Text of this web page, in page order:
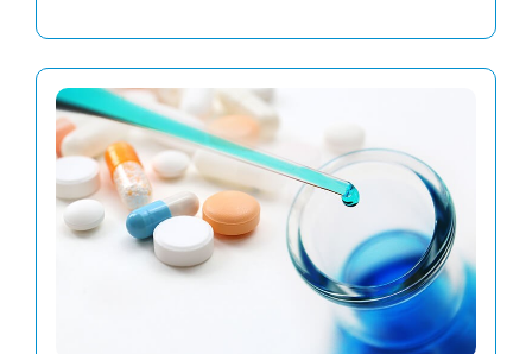
uma atividade que lida com alto
grau de risco e exige maior atenção
com segurança, há uma série de
normas e regulamentos. É o caso
da RDC 34, publicada em 2014 pela
Anvisa.